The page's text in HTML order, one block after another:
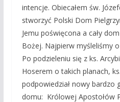
intencje. Obiecałem św.
stworzyć Polski Dom
Jemu poświęcona a cały
Bożej. Najpierw myśleliśmy
Po podzieleniu się z ks.
Hoserem o takich planach,
podpowiedział nowy bardzo
domu: Królowej Apostołów